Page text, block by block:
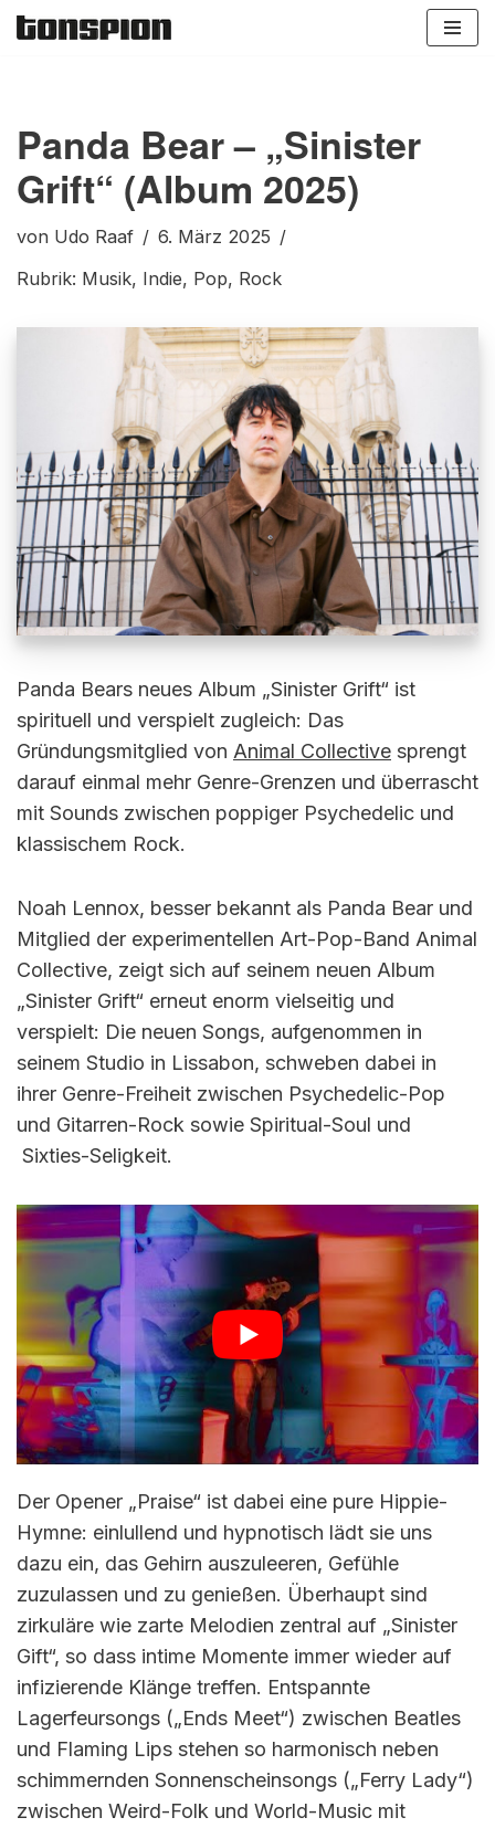
Panda Bear – „Sinister
Grift“ (Album 2025)
von Udo Raaf
6. März 2025
Rubrik: Musik, Indie, Pop, Rock
Panda Bears neues Album „Sinister Grift“ ist
spirituell und verspielt zugleich: Das
Gründungsmitglied von Animal Collective sprengt
darauf einmal mehr Genre-Grenzen und überrascht
mit Sounds zwischen poppiger Psychedelic und
klassischem Rock.
Noah Lennox, besser bekannt als Panda Bear und
Mitglied der experimentellen Art-Pop-Band Animal
Collective, zeigt sich auf seinem neuen Album
„Sinister Grift“ erneut enorm vielseitig und
verspielt: Die neuen Songs, aufgenommen in
seinem Studio in Lissabon, schweben dabei in
ihrer Genre-Freiheit zwischen Psychedelic-Pop
und Gitarren-Rock sowie Spiritual-Soul und
Sixties-Seligkeit.
Der Opener „Praise“ ist dabei eine pure Hippie-
Hymne: einlullend und hypnotisch lädt sie uns
dazu ein, das Gehirn auszuleeren, Gefühle
zuzulassen und zu genießen. Überhaupt sind
zirkuläre wie zarte Melodien zentral auf „Sinister
Gift“, so dass intime Momente immer wieder auf
infizierende Klänge treffen. Entspannte
Lagerfeursongs („Ends Meet“) zwischen Beatles
und Flaming Lips stehen so harmonisch neben
schimmernden Sonnenscheinsongs („Ferry Lady“)
zwischen Weird-Folk und World-Music mit